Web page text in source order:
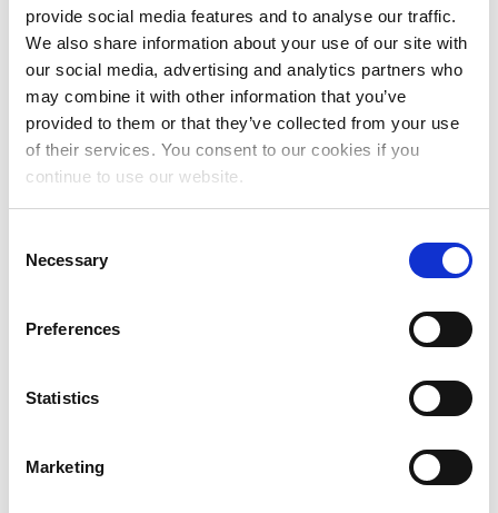
provide social media features and to analyse our traffic.
We also share information about your use of our site with
our social media, advertising and analytics partners who
may combine it with other information that you’ve
provided to them or that they’ve collected from your use
of their services. You consent to our cookies if you
continue to use our website.
Necessary
Preferences
Statistics
Marketing
Donatie Wijzigen of
Opzeggen
"*" geeft vereiste velden aan